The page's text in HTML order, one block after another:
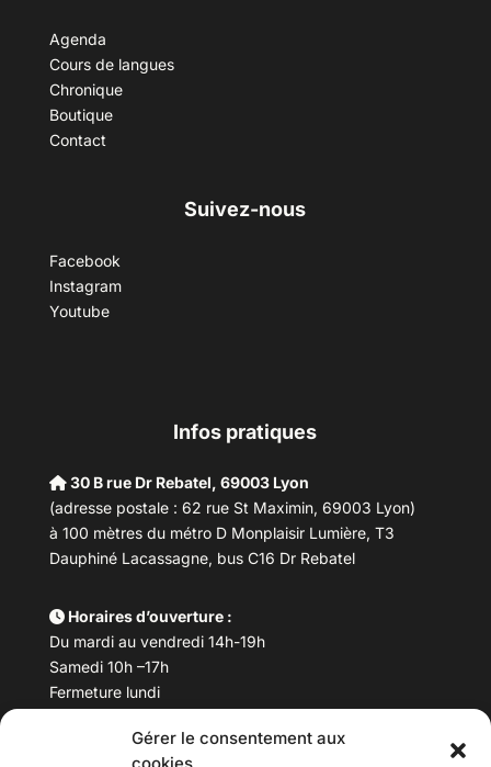
Gérer le consentement aux
Agenda
Cours de langues
Chronique
Boutique
Contact
Suivez-nous
Facebook
Instagram
Youtube
Infos pratiques
30 B rue Dr Rebatel, 69003 Lyon
(adresse postale : 62 rue St Maximin, 69003 Lyon)
à 100 mètres du métro D Monplaisir Lumière, T3
Dauphiné Lacassagne, bus C16 Dr Rebatel
Horaires d’ouverture :
Du mardi au vendredi 14h-19h
Samedi 10h –17h
Fermeture lundi
Téléphone : 04 78 53 06 40